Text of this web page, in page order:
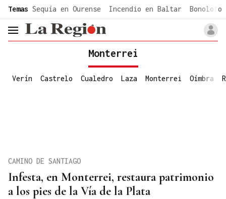
common.go-to-content
Temas Sequía en Ourense Incendio en Baltar Bonoloto
header.menu.open
Monterrei
Verín Castrelo Cualedro Laza Monterrei Oímbra
Infesta, en Monterrei, restaura patrimonio
a los pies de la Vía de la Plata
CAMINO DE SANTIAGO